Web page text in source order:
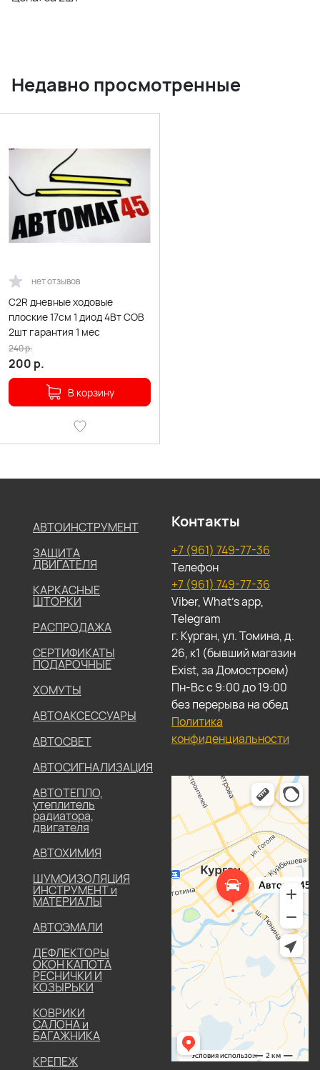
Недавно просмотренные
нет отзывов
C2R дневные ходовые
плоские 17см 1 диод 4Вт СОВ
2шт гарантия 1 мес
200 р.
240р.
В корзину
АВТОИНСТРУМЕНТ
ЗАЩИТА
ДВИГАТЕЛЯ
КАРКАСНЫЕ
ШТОРКИ
РАСПРОДАЖА
СЕРТИФИКАТЫ
ПОДАРОЧНЫЕ
ХОМУТЫ
АВТОАКСЕССУАРЫ
АВТОСВЕТ
АВТОСИГНАЛИЗАЦИЯ
АВТОТЕПЛО,
утеплитель
радиатора,
двигателя
АВТОХИМИЯ
ШУМОИЗОЛЯЦИЯ
ИНСТРУМЕНТ и
МАТЕРИАЛЫ
АВТОЭМАЛИ
ДЕФЛЕКТОРЫ
ОКОН КАПОТА
РЕСНИЧКИ И
КОЗЫРЬКИ
КОВРИКИ
САЛОНА и
БАГАЖНИКА
КРЕПЕЖ
Контакты
+7 (961) 749-77-36
Телефон
+7 (961) 749-77-36
Viber, What's app,
Telegram
г. Курган, ул. Томина, д.
26, к1 (бывший магазин
Exist, за Домостроем)
Пн-Вс с 9:00 до 19:00
без перерыва на обед
Политика
конфиденциальности